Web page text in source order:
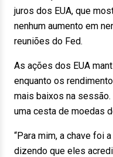
juros dos EUA, que
nenhum aumento em
reuniões do Fed.
As ações dos EUA
enquanto os
mais baixos na sessão.
uma cesta de moedas
“Para mim, a chave foi
dizendo que eles